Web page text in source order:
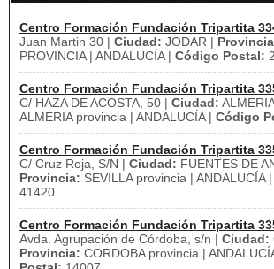
Centro Formación Fundación Tripartita
Juan Martin 30 | Ciudad: JODAR |
PROVINCIA | ANDALUCÍA | Código Postal:
Centro Formación Fundación Tripartita
C/ HAZA DE ACOSTA, 50 | Ciudad:
ALMERIA provincia | ANDALUCÍA | Código
Centro Formación Fundación Tripartita
C/ Cruz Roja, S/N | Ciudad: FUENTES DE
Provincia: SEVILLA provincia | ANDALUCÍA |
41420
Centro Formación Fundación Tripartita
Avda. Agrupación de Córdoba, s/n | Ciudad:
Provincia: CORDOBA provincia |